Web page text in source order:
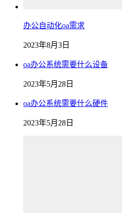
办公自动化oa需求
2023年8月3日
oa办公系统需要什么设备
2023年5月28日
oa办公系统需要什么硬件
2023年5月28日